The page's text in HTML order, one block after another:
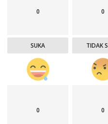
0
SUKA
0
TIDAK
0 0